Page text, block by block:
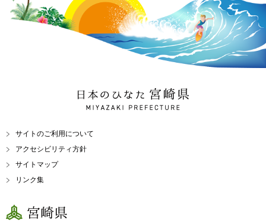
日本のひなた 宮崎県
MIYAZAKI PREFECTURE
サイトのご利用について
アクセシビリティ方針
サイトマップ
リンク集
宮崎県